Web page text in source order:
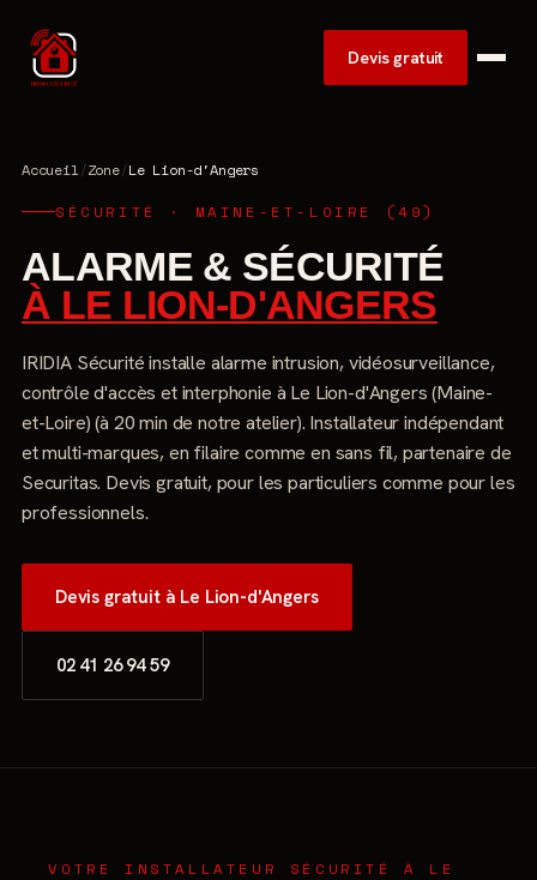
Devis gratuit
Accueil/Zone/Le Lion-d'Angers
SÉCURITÉ · MAINE-ET-LOIRE (49)
ALARME & SÉCURITÉ
À LE LION-D'ANGERS
IRIDIA Sécurité installe alarme intrusion, vidéosurveillance,
contrôle d'accès et interphonie à Le Lion-d'Angers (Maine-
et-Loire) (à 20 min de notre atelier). Installateur indépendant
et multi-marques, en filaire comme en sans fil, partenaire de
Securitas. Devis gratuit, pour les particuliers comme pour les
professionnels.
Devis gratuit à Le Lion-d'Angers
02 41 26 94 59
VOTRE INSTALLATEUR SÉCURITÉ À LE